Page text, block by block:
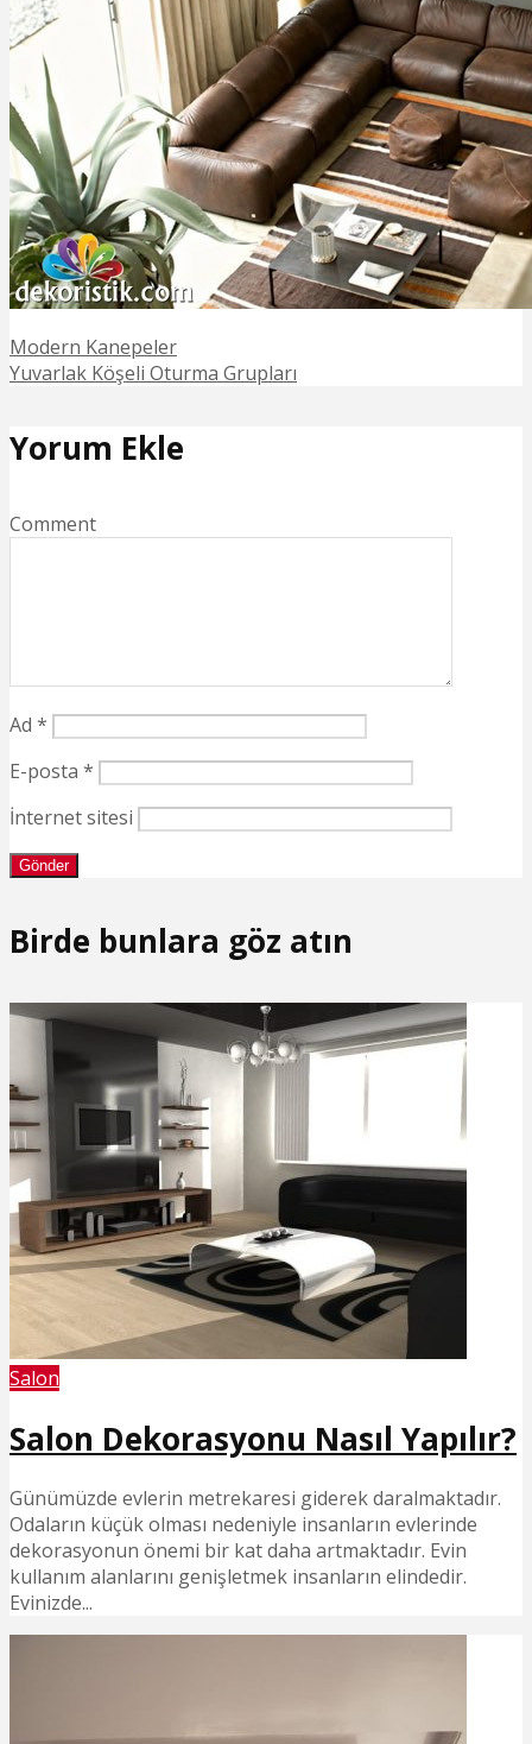
Modern Kanepeler
Yuvarlak Köşeli Oturma Grupları
Yorum Ekle
Comment
Ad *
E-posta *
İnternet sitesi
Birde bunlara göz atın
Salon
Salon Dekorasyonu Nasıl Yapılır?
Günümüzde evlerin metrekaresi giderek daralmaktadır.
Odaların küçük olması nedeniyle insanların evlerinde
dekorasyonun önemi bir kat daha artmaktadır. Evin
kullanım alanlarını genişletmek insanların elindedir.
Evinizde...